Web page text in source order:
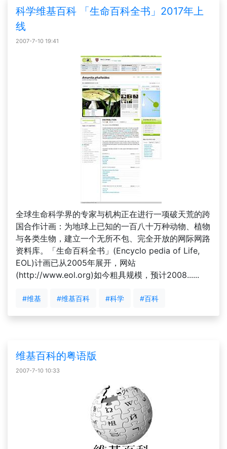
科学维基百科 「生命百科全书」2017年上
线
2007-7-10 19:41
全球生命科学界的专家与机构正在进行一项破天荒的跨
国合作计画：为地球上已知的一百八十万种动物、植物
与各类生物，建立一个无所不包、完全开放的网际网路
资料库。「生命百科全书」(Encyclo pedia of Life,
EOL)计画已从2005年展开，网站
(http://www.eol.org)如今粗具规模，预计2008......
#维基 #维基百科 #科学 #百科
维基百科的粤语版
2007-7-10 10:33